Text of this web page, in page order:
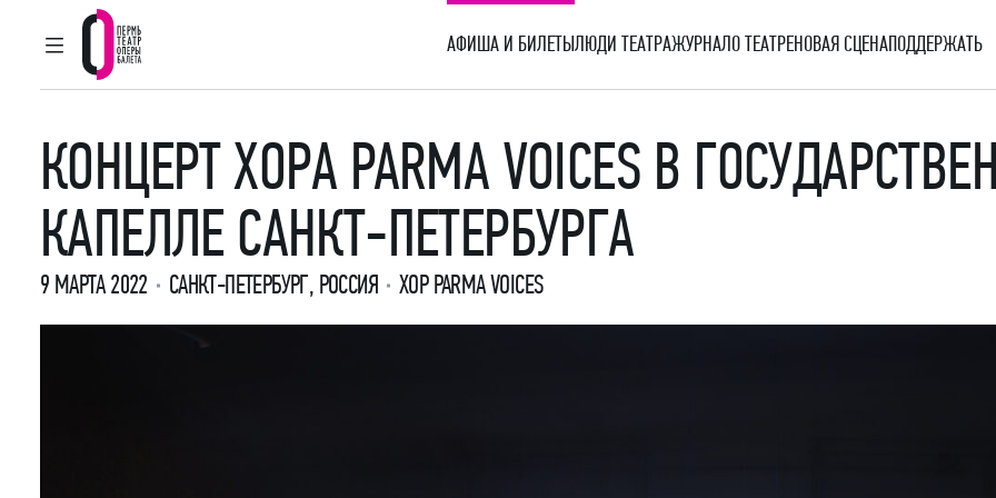
ГЛАВНОЕ МЕНЮ
Пермский театр оперы и балета
АФИША И БИЛЕТЫЛЮДИ ТЕАТРАЖУРНАЛО ТЕАТРЕНОВАЯ СЦЕНАПОДДЕРЖАТЬ
КОНЦЕРТ ХОРА PARMA VOICES В
КАПЕЛЛЕ САНКТ-ПЕТЕРБУРГА
9 МАРТА 2022 САНКТ-ПЕТЕРБУРГ, РОССИЯ ХОР PARMA VOICES